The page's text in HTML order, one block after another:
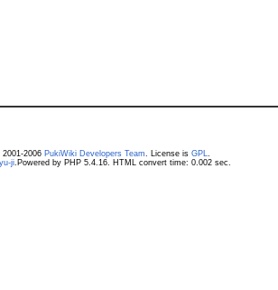
2006 PukiWiki Developers Team . License is GPL
yu-ji.Powered by PHP 5.4.16. HTML convert time: 0.002 sec.